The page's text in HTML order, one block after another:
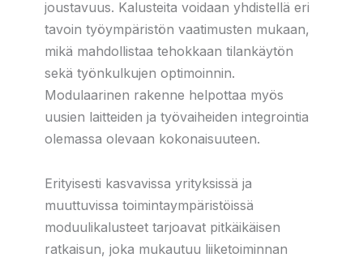
joustavuus. Kalusteita voidaan yhdistellä eri
tavoin työympäristön vaatimusten mukaan,
mikä mahdollistaa tehokkaan tilankäytön
sekä työnkulkujen optimoinnin.
Modulaarinen rakenne helpottaa myös
uusien laitteiden ja työvaiheiden integrointia
olemassa olevaan kokonaisuuteen.
Erityisesti kasvavissa yrityksissä ja
muuttuvissa toimintaympäristöissä
moduulikalusteet tarjoavat pitkäikäisen
ratkaisun, joka mukautuu liiketoiminnan